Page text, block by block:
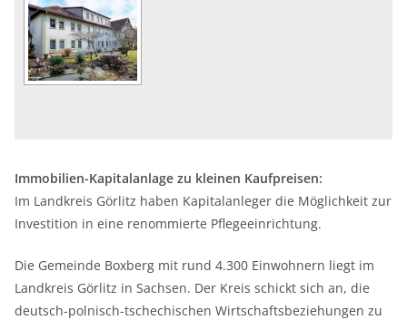
Immobilien-Kapitalanlage zu kleinen Kaufpreisen:
Im Landkreis Görlitz haben Kapitalanleger die Möglichkeit zur
Investition in eine renommierte Pflegeeinrichtung.
Die Gemeinde Boxberg mit rund 4.300 Einwohnern liegt im
Landkreis Görlitz in Sachsen. Der Kreis schickt sich an, die
deutsch-polnisch-tschechischen Wirtschaftsbeziehungen zu